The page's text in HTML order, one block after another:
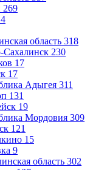
269
4
область 318
230
17
17
Адыгея 311
131
19
Мордовия 309
121
15
9
область 302